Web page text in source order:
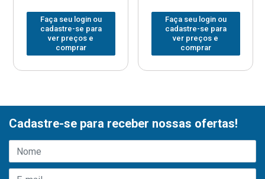
Faça seu login ou
cadastre-se para
ver preços e
comprar
Faça seu login ou
cadastre-se para
ver preços e
comprar
Cadastre-se para receber nossas ofertas!